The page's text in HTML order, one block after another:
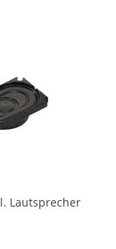
Lautsprecher